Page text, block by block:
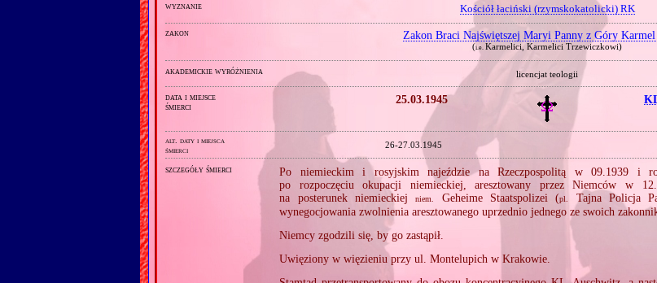
wyznanie Kościół łaciński (rzymskokatolicki) RK
zakon Zakon Braci Najświętszej Maryi Panny z Góry Karmel
(i.e. Karmelici, Karmelici Trzewiczkowi)
akademickie wyróżnienia licencjat teologii
data i miejsce
śmierci
25.03.1945
alt. daty i miejsca
śmierci
26‑27.03.1945
szczegóły śmierci
Po niemieckim i rosyjskim najeździe na Rzeczpospolitą w 09.1939 i
po rozpoczęciu okupacji niemieckiej, aresztowany przez Niemców w
na posterunek niemieckiejniem. Geheime Staatspolizei (pl. Tajna Policja
wynegocjowania zwolnienia aresztowanego uprzednio jednego ze swoich
Niemcy zgodzili się, by go zastąpił.
Uwięziony w więzieniu przy ul. Montelupich w Krakowie.